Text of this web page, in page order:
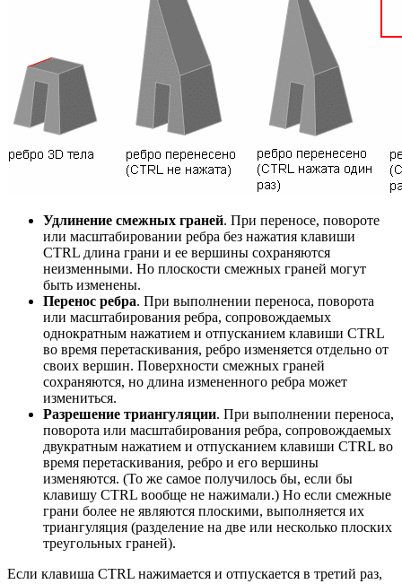
Удлинение смежных граней. При переносе, повороте
или масштабировании ребра без нажатия клавиши
CTRL длина грани и ее вершины сохраняются
неизменными. Но плоскости смежных граней могут
быть изменены.
Перенос ребра. При выполнении переноса, поворота
или масштабирования ребра, сопровождаемых
однократным нажатием и отпусканием клавиши CTRL
во время перетаскивания, ребро изменяется отдельно от
своих вершин. Поверхности смежных граней
сохраняются, но длина измененного ребра может
измениться.
Разрешение триангуляции. При выполнении переноса,
поворота или масштабирования ребра, сопровождаемых
двукратным нажатием и отпусканием клавиши CTRL во
время перетаскивания, ребро и его вершины
изменяются. (То же самое получилось бы, если бы
клавишу CTRL вообще не нажимали.) Но если смежные
грани более не являются плоскими, выполняется их
триангуляция (разделение на две или несколько плоских
треугольных граней).
Если клавиша CTRL нажимается и отпускается в третий раз,